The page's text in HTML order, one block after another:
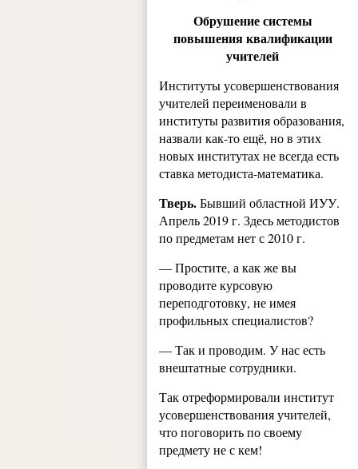
Обрушение системы
повышения квалификации
учителей
Институты усовершенствования
учителей переименовали в
институты развития образования,
назвали как-то ещё, но в этих
новых институтах не всегда есть
ставка методиста-математика.
Тверь.Бывший областной ИУУ.
Апрель 2019 г. Здесь методистов
по предметам нет с 2010 г.
— Простите, а как же вы
проводите курсовую
переподготовку, не имея
профильных специалистов?
— Так и проводим. У нас есть
внештатные сотрудники.
Так отреформировали институт
усовершенствования учителей,
что поговорить по своему
предмету не с кем!